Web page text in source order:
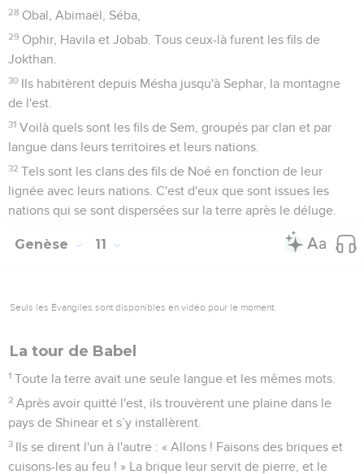
28 Obal, Abimaël, Séba,
29 Ophir, Havila et Jobab. Tous ceux-là furent les fils de
Jokthan.
30 Ils habitèrent depuis Mésha jusqu'à Sephar, la montagne
de l'est.
31 Voilà quels sont les fils de Sem, groupés par clan et par
langue dans leurs territoires et leurs nations.
32 Tels sont les clans des fils de Noé en fonction de leur
lignée avec leurs nations. C'est d'eux que sont issues les
nations qui se sont dispersées sur la terre après le déluge.
Genèse 11
Seuls les Évangiles sont disponibles en vidéo pour le moment.
La tour de Babel
1 Toute la terre avait une seule langue et les mêmes mots.
2 Après avoir quitté l'est, ils trouvèrent une plaine dans le
pays de Shinear et s’y installèrent.
3 Ils se dirent l'un à l'autre : « Allons ! Faisons des briques et
cuisons-les au feu ! » La brique leur servit de pierre, et le